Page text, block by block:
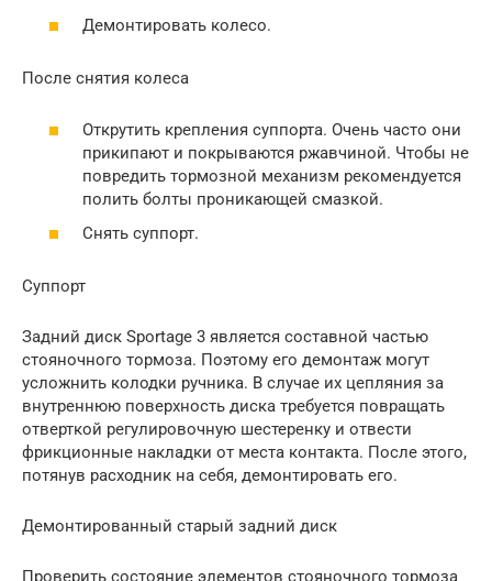
Демонтировать колесо.
После снятия колеса
Открутить крепления суппорта. Очень часто они
прикипают и покрываются ржавчиной. Чтобы не
повредить тормозной механизм рекомендуется
полить болты проникающей смазкой.
Снять суппорт.
Суппорт
Задний диск Sportage 3 является составной частью
стояночного тормоза. Поэтому его демонтаж могут
усложнить колодки ручника. В случае их цепляния за
внутреннюю поверхность диска требуется повращать
отверткой регулировочную шестеренку и отвести
фрикционные накладки от места контакта. После этого,
потянув расходник на себя, демонтировать его.
Демонтированный старый задний диск
Проверить состояние элементов стояночного тормоза